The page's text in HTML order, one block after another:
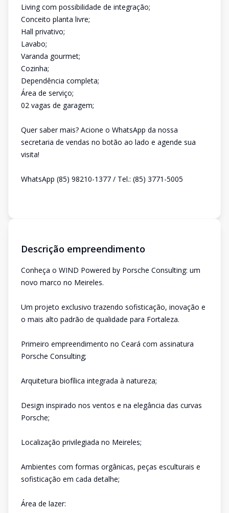
Living com possibilidade de integração;
Conceito planta livre;
Hall privativo;
Lavabo;
Varanda gourmet;
Cozinha;
Dependência completa;
Área de serviço;
02 vagas de garagem;
Quer saber mais? Acione o WhatsApp da nossa
secretaria de vendas no botão ao lado e agende sua
visita!
WhatsApp (85) 98210-1377 / Tel.: (85) 3771-5005
Descrição empreendimento
Conheça o WIND Powered by Porsche Consulting: um
novo marco no Meireles.
Um projeto exclusivo trazendo sofisticação, inovação e
o mais alto padrão de qualidade para Fortaleza.
Primeiro empreendimento no Ceará com assinatura
Porsche Consulting;
Arquitetura biofílica integrada à natureza;
Design inspirado nos ventos e na elegância das curvas
Porsche;
Localização privilegiada no Meireles;
Ambientes com formas orgânicas, peças esculturais e
sofisticação em cada detalhe;
Área de lazer: